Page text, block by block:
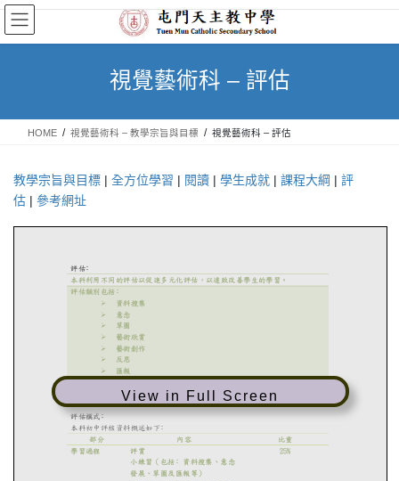
Skip
the
Skip
the
視覺藝術科 – 評估
HOME 視覺藝術科 – 教學宗旨與目標 視覺藝術科 – 評估
教學宗旨與目標 | 全方位學習 | 閱讀 | 學生成就 | 課程大綱 | 評
估 | 參考網址
View in Full Screen